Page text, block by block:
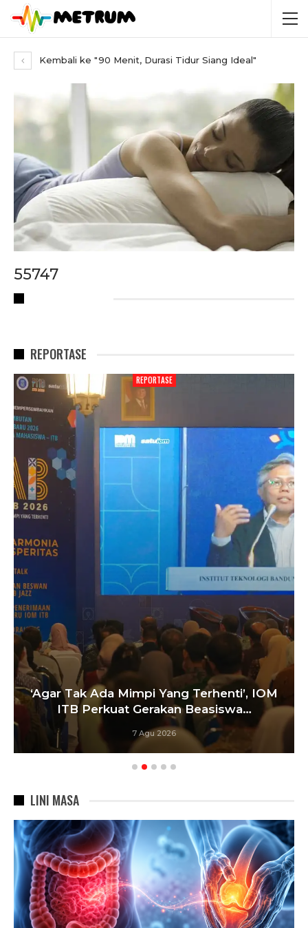
Kembali ke "90 Menit, Durasi Tidur Siang Ideal"
55747
REPORTASE
REPORTASE
‘Agar Tak Ada Mimpi Yang Terhenti’, IOM
ITB Perkuat Gerakan Beasiswa…
7 Agu 2026
LINI MASA